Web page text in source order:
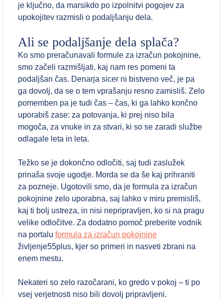
je ključno, da marsikdo po izpolnitvi pogojev za
upokojitev razmisli o podaljšanju dela.
Ali se podaljšanje dela splača?
Ko smo preračunavali formule za izračun pokojnine,
smo začeli razmišljati, kaj nam res pomeni ta
podaljšan čas. Denarja sicer ni bistveno več, je pa
ga dovolj, da se o tem vprašanju resno zamisliš. Zelo
pomemben pa je tudi čas – čas, ki ga lahko končno
uporabiš zase: za potovanja, ki prej niso bila
mogoča, za vnuke in za stvari, ki so se zaradi službe
odlagale leta in leta.
Težko se je dokončno odločiti, saj tudi zaslužek
prinaša svoje ugodje. Morda se da še kaj prihraniti
za pozneje. Ugotovili smo, da je formula za izračun
pokojnine zelo uporabna, saj lahko v miru premisliš,
kaj ti bolj ustreza, in nisi nepripravljen, ko si na pragu
velike odločitve. Za dodatno pomoč preberite vodnik
na portalu formula za izračun pokojnine
življenje55plus, kjer so primeri in nasveti zbrani na
enem mestu.
Nekateri so zelo razočarani, ko gredo v pokoj – ti po
vsej verjetnosti niso bili dovolj pripravljeni.